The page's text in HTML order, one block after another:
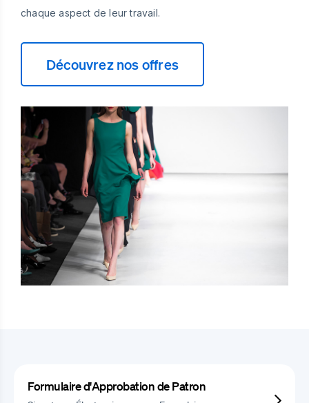
chaque aspect de leur travail.
Découvrez nos offres
Formulaire d'Approbation de Patron